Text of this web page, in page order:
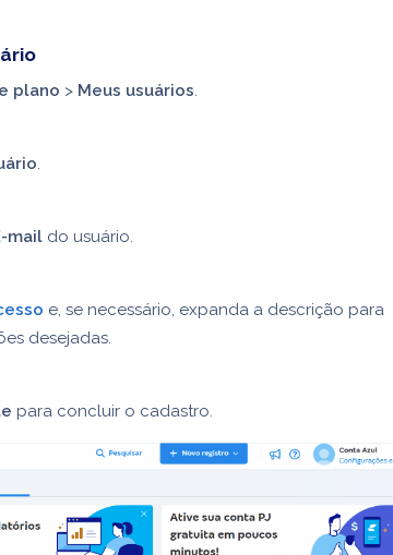
plano > Meus usuários
mail do usuário.
e, se necessário, expanda a descrição para
desejadas.
para concluir o cadastro.